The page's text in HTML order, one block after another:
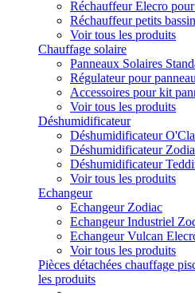
Réchauffeur Elecro
Réchauffeur petits
Voir tous les produits
Chauffage solaire
Panneaux Solaires
Régulateur pour
Accessoires pour kit
Voir tous les produits
Déshumidificateur
Déshumidificateur
Déshumidificateur
Déshumidificateur
Voir tous les produits
Echangeur
Echangeur Zodiac
Echangeur Industriel
Echangeur Vulcan
Voir tous les produits
Pièces détachées chauffage
les produits